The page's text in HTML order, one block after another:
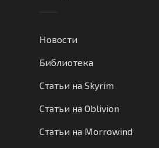
Новости
Библиотека
Статьи на Skyrim
Статьи на Oblivion
Статьи на Morrowind